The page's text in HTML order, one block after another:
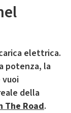
elettrica.
potenza, la
vuoi
della
The Road.